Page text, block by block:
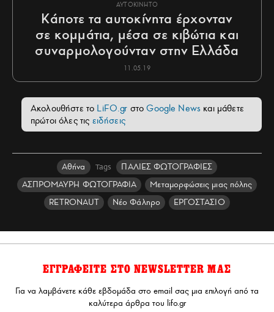
ΑΥΤΟΚΙΝΗΤΟ
Κάποτε τα αυτοκίνητα έρχονταν
σε κομμάτια, μέσα σε κιβώτια και
συναρμολογούνταν στην Ελλάδα
11.05.19
Ακολουθήστε το LiFO.gr στοGoogle News και μάθετε
πρώτοι όλες τις ειδήσεις
Αθήνα Tags
ΠΑΛΙΕΣ ΦΩΤΟΓΡΑΦΙΕΣ
ΑΣΠΡΟΜΑΥΡΗ ΦΩΤΟΓΡΑΦΙΑ
Μεταμορφώσεις μιας πόλης
RETRONAUT
Νέο Φάληρο ΕΡΓΟΣΤΑΣΙΟ
ΕΓΓΡΑΦΕΙΤΕ ΣΤΟ NEWSLETTER ΜΑΣ
Για να λαμβάνετε κάθε εβδομάδα στο email σας μια επιλογή από τα
καλύτερα άρθρα του lifo.gr